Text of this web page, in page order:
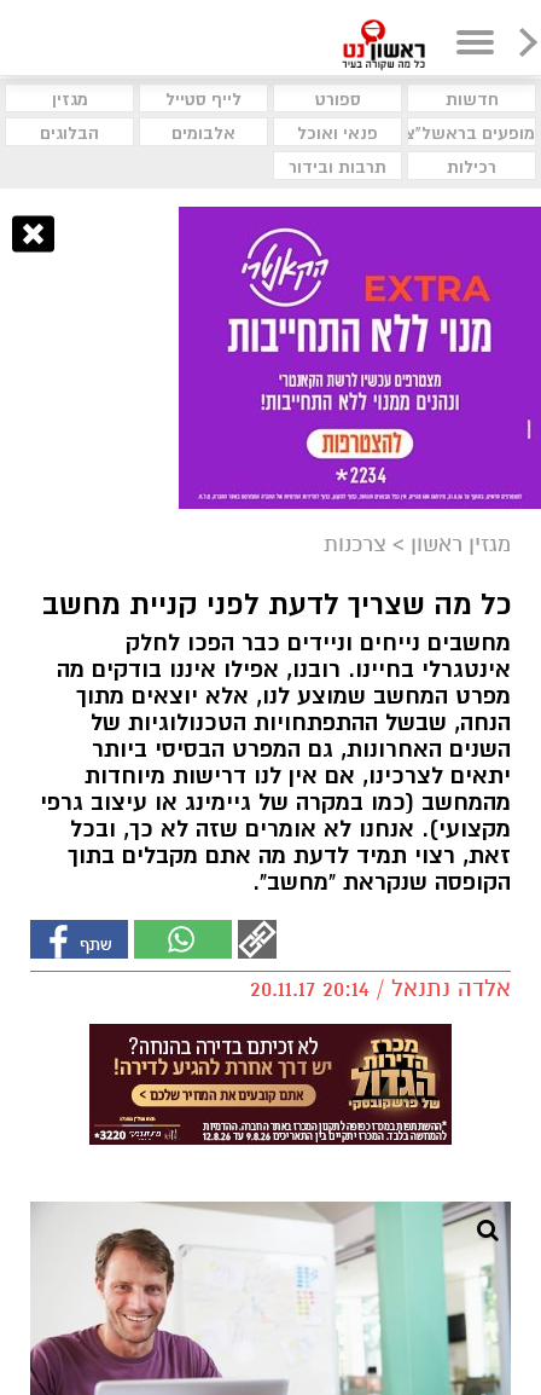
חדשות ספורט לייף סטייל
מגזין
מופעים בראשל"צ
פנאי ואוכל אלבומים
הבלוגים
רכילות
תרבות ובידור
מגזין ראשון > צרכנות
כל מה שצריך לדעת לפני קניית מחשב
מחשבים נייחים וניידים כבר הפכו לחלק
אינטגרלי בחיינו. רובנו, אפילו איננו בודקים מה
מפרט המחשב שמוצע לנו, אלא יוצאים מתוך
הנחה, שבשל ההתפתחויות הטכנולוגיות של
השנים האחרונות, גם המפרט הבסיסי ביותר
יתאים לצרכינו, אם אין לנו דרישות מיוחדות
מהמחשב (כמו במקרה של גיימינג או עיצוב גרפי
מקצועי). אנחנו לא אומרים שזה לא כך, ובכל
זאת, רצוי תמיד לדעת מה אתם מקבלים בתוך
הקופסה שנקראת "מחשב".
אלדה נתנאל / 20:14 20.11.17